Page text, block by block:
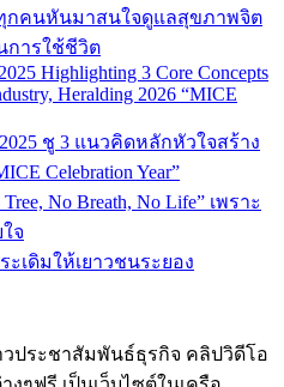
ทุกคนหันมาสนใจดูแลสุขภาพจิต
การใช้ชีวิต
Highlighting 3 Core Concepts
Heralding 2026 “MICE
ชู 3 แนวคิดหลักหัวใจสร้าง
Celebration Year”
No Breath, No Life” เพราะ
จ
ะเดิมให้เยาวชนระยอง
าวประชาสัมพันธ์ธุรกิจ คลิปวิดีโอ